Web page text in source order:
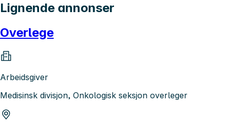
Lignende annonser
Overlege
Arbeidsgiver
Medisinsk divisjon, Onkologisk seksjon overleger